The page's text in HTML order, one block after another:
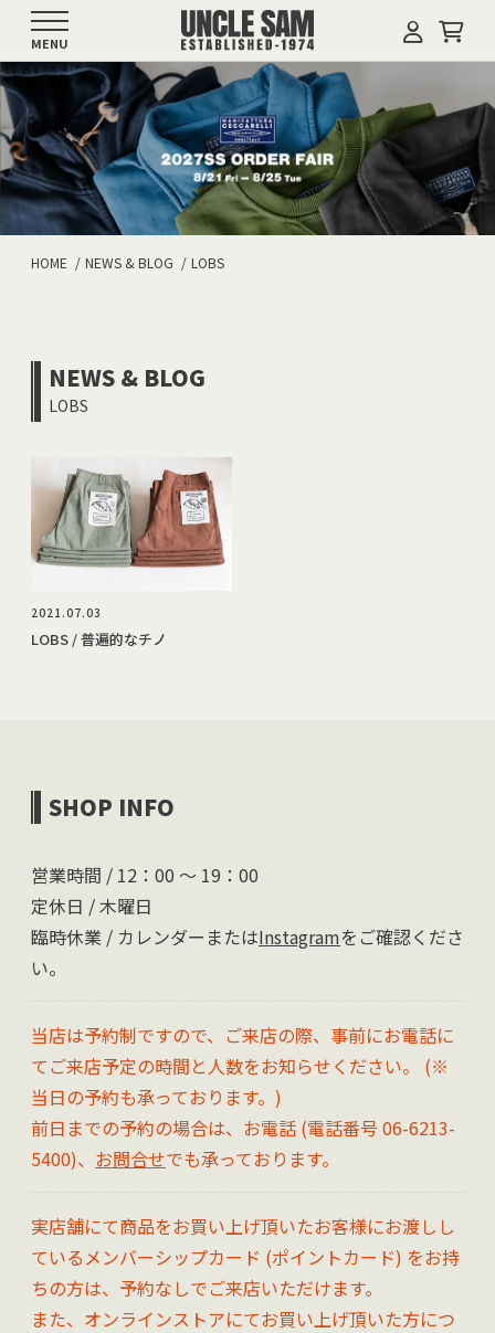
MENU
HOME NEWS & BLOG LOBS
NEWS & BLOG
LOBS
2021.07.03
LOBS / 普遍的なチノ
SHOP INFO
営業時間 / 12：00 〜 19：00
定休日 / 木曜日
臨時休業 / カレンダーまたはInstagramをご確認くださ
い。
当店は予約制ですので、ご来店の際、事前にお電話に
てご来店予定の時間と人数をお知らせください。 (※
当日の予約も承っております。)
前日までの予約の場合は、お電話 (電話番号 06-6213-
5400)、 お問合せでも承っております。
実店舗にて商品をお買い上げ頂いたお客様にお渡しし
ているメンバーシップカード (ポイントカード) をお持
ちの方は、予約なしでご来店いただけます。
また、オンラインストアにてお買い上げ頂いた方につ